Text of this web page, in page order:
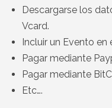
Descargarse los
Vcard.
Incluir un Evento en
Pagar mediante
Pagar mediante
Etc….